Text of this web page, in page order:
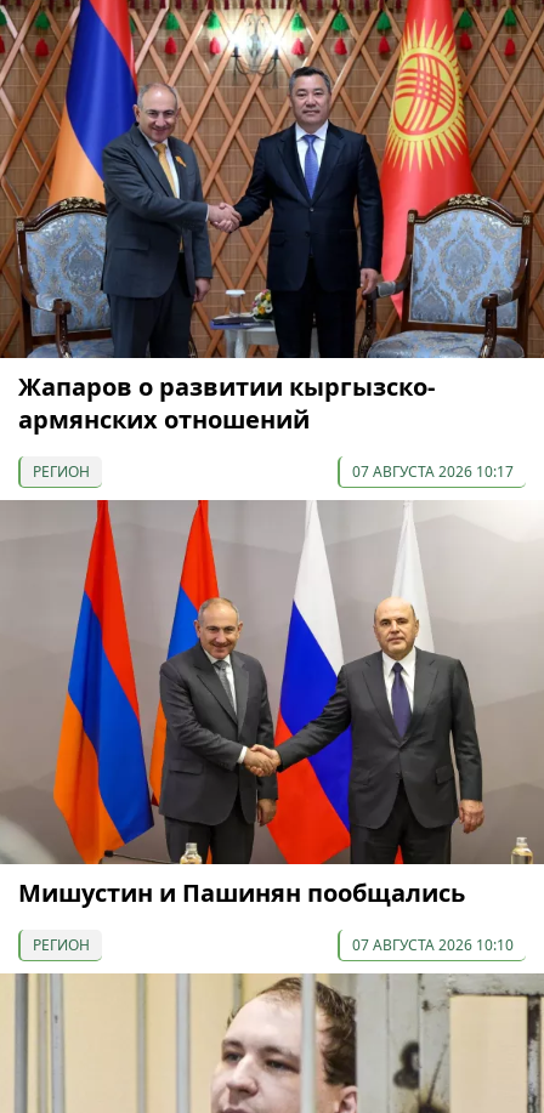
Жапаров о развитии кыргызско-
армянских отношений
РЕГИОН 07 АВГУСТА 2026 10:17
Мишустин и Пашинян пообщались
РЕГИОН 07 АВГУСТА 2026 10:10